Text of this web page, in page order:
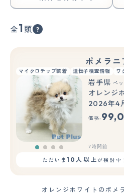
全1 頭
ポメラニ
マイクロチップ装着 遺伝子検査情報 ワ
岩手県 ペ
オレンジ
2026年4
価格:
7時間前
ただいま10人以上が検討中
オレンジホワイトのポメ